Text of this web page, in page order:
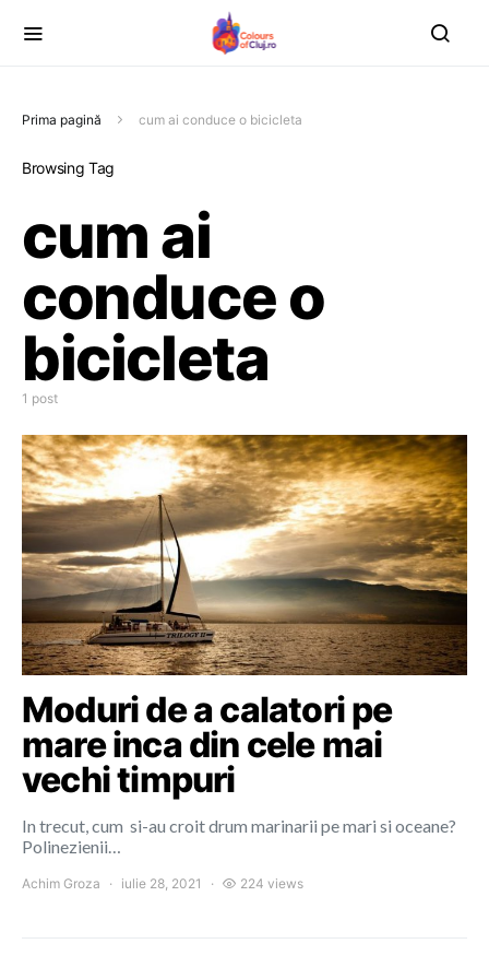
Prima pagină cum ai conduce o bicicleta
Browsing Tag
cum ai
conduce o
bicicleta
1 post
Moduri de a calatori pe
mare inca din cele mai
vechi timpuri
In trecut, cum si-au croit drum marinarii pe mari si oceane?
Polinezienii…
Achim Groza iulie 28, 2021 224 views